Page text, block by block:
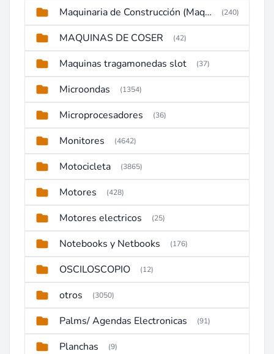
Maquinaria de Construcción (Maquinaria Pesada) (240)
MAQUINAS DE COSER (42)
Maquinas tragamonedas slot (37)
Microondas (1354)
Microprocesadores (36)
Monitores (4642)
Motocicleta (3865)
Motores (428)
Motores electricos (25)
Notebooks y Netbooks (176)
OSCILOSCOPIO (12)
otros (3050)
Palms/ Agendas Electronicas (91)
Planchas (9)